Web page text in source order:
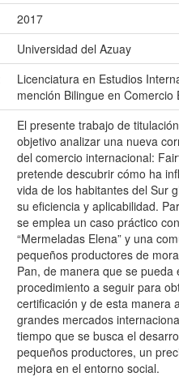
2017
Universidad del Azuay
Licenciatura en Estudios
mención Bilingue en Comercio
El presente trabajo de
objetivo analizar una nueva
del comercio internacional:
pretende descubrir cómo ha
vida de los habitantes del Sur
su eficiencia y aplicabilidad.
se emplea un caso práctico
“Mermeladas Elena” y una
pequeños productores de
Pan, de manera que se pueda
procedimiento a seguir para
certificación y de esta manera
grandes mercados
tiempo que se busca el
pequeños productores, un
mejora en el entorno social.